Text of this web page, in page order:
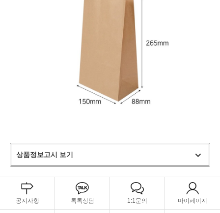
상품정보고시 보기
공지사항 톡톡상담 1:1문의 마이페이지